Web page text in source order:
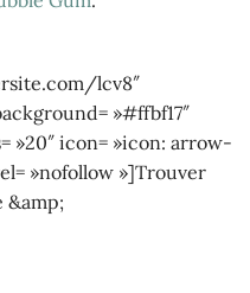
lcv8″
»#ffbf17″
»20″ icon= »icon: arrow-
»nofollow »]Trouver
&amp;